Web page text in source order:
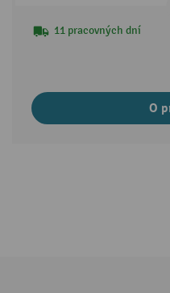
11 pracovných dní
O